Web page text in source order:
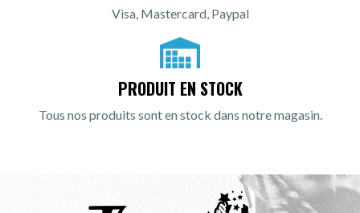
Visa, Mastercard, Paypal
PRODUIT EN STOCK
Tous nos produits sont en stock dans notre magasin.